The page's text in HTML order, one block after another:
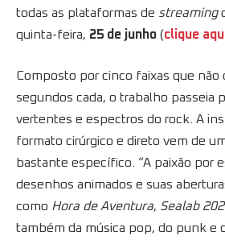
todas as plataformas de streaming
quinta-feira, 25 de junho (clique
Composto por cinco faixas que não
segundos cada, o trabalho passeia
vertentes e espectros do rock. A
formato cirúrgico e direto vem de
bastante específico. “A paixão por
desenhos animados e suas
como Hora de Aventura, Sealab
também da música pop, do punk e